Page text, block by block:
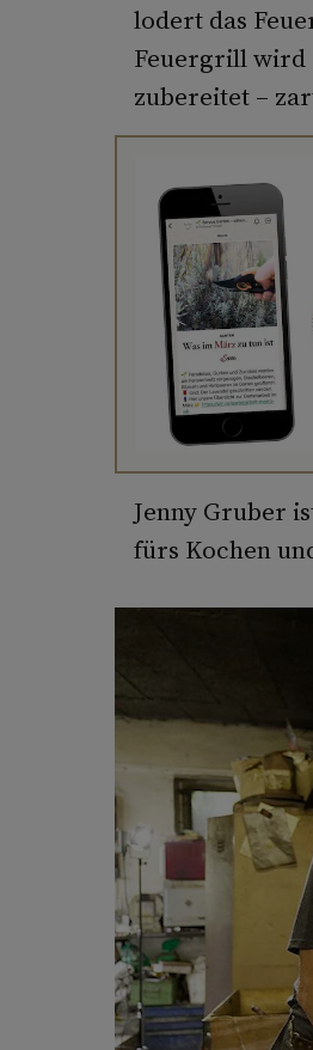
lodert das
Feuergrill wird
zubereitet –
Jenny Gruber
fürs Kochen